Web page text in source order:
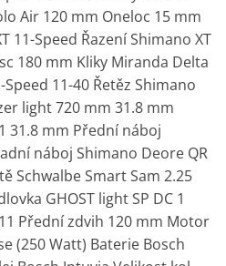
Air 120 mm Oneloc 15 mm
11-Speed Řazení Shimano XT
180 mm Kliky Miranda Delta
11-40 Řetěz Shimano
light 720 mm 31.8 mm
31.8 mm Přední náboj
náboj Shimano Deore QR
Schwalbe Smart Sam 2.25
GHOST light SP DC 1
Přední zdvih 120 mm Motor
(250 Watt) Baterie Bosch